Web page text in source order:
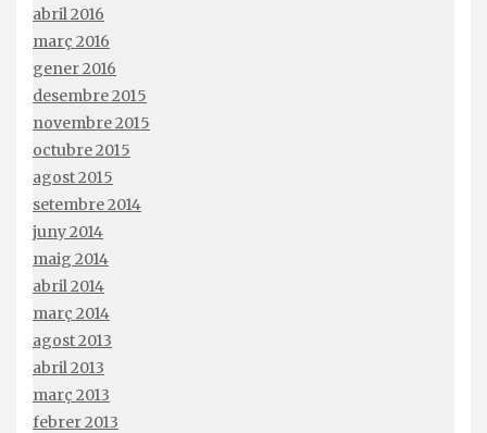
abril 2016
març 2016
gener 2016
desembre 2015
novembre 2015
octubre 2015
agost 2015
setembre 2014
juny 2014
maig 2014
abril 2014
març 2014
agost 2013
abril 2013
març 2013
febrer 2013